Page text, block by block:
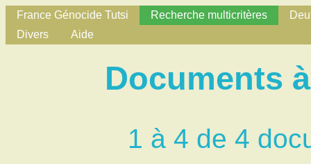
France Génocide Tutsi Recherche multicritères
Divers
Aide
Documents
1 à 4 de 4